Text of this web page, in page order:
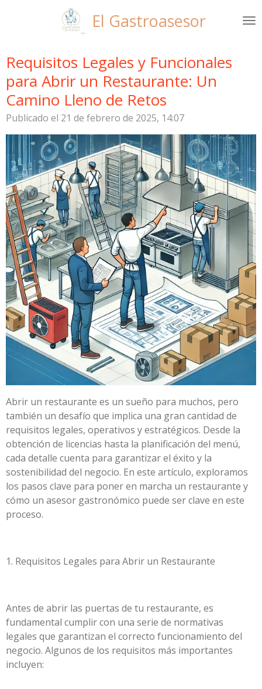
El Gastroasesor
Requisitos Legales y Funcionales
para Abrir un Restaurante: Un
Camino Lleno de Retos
Publicado el 21 de febrero de 2025, 14:07
Abrir un restaurante es un sueño para muchos, pero
también un desafío que implica una gran cantidad de
requisitos legales, operativos y estratégicos. Desde la
obtención de licencias hasta la planificación del menú,
cada detalle cuenta para garantizar el éxito y la
sostenibilidad del negocio. En este artículo, exploramos
los pasos clave para poner en marcha un restaurante y
cómo un asesor gastronómico puede ser clave en este
proceso.
1. Requisitos Legales para Abrir un Restaurante
Antes de abrir las puertas de tu restaurante, es
fundamental cumplir con una serie de normativas
legales que garantizan el correcto funcionamiento del
negocio. Algunos de los requisitos más importantes
incluyen: